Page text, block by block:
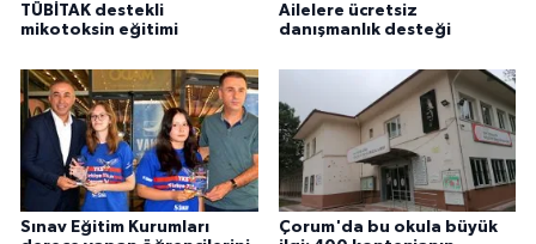
TÜBİTAK destekli
mikotoksin eğitimi
Ailelere ücretsiz
danışmanlık desteği
Sınav Eğitim Kurumları
Çorum'da bu okula büyük